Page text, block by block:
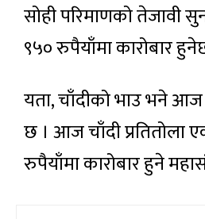
सोही परिमाणको तेजावी
९५० रुपैयाँमा कारोबार
यता, चाँदीको भाउ भने
छ । आज चाँदी प्रतितोला
रुपैयाँमा कारोबार हुने